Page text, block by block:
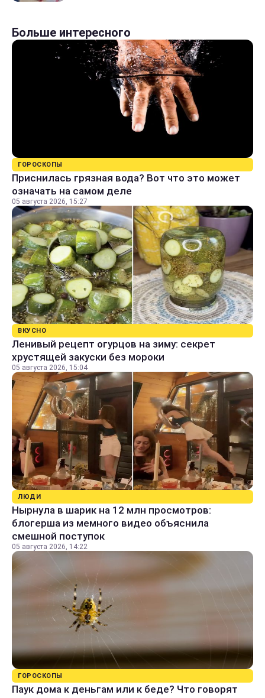
Больше интересного
ГОРОСКОПЫ
Приснилась грязная вода? Вот что это может
означать на самом деле
05 августа 2026, 15:27
ВКУСНО
Ленивый рецепт огурцов на зиму: секрет
хрустящей закуски без мороки
05 августа 2026, 15:04
ЛЮДИ
Нырнула в шарик на 12 млн просмотров:
блогерша из мемного видео объяснила
смешной поступок
05 августа 2026, 14:22
ГОРОСКОПЫ
Паук дома к деньгам или к беде? Что говорят